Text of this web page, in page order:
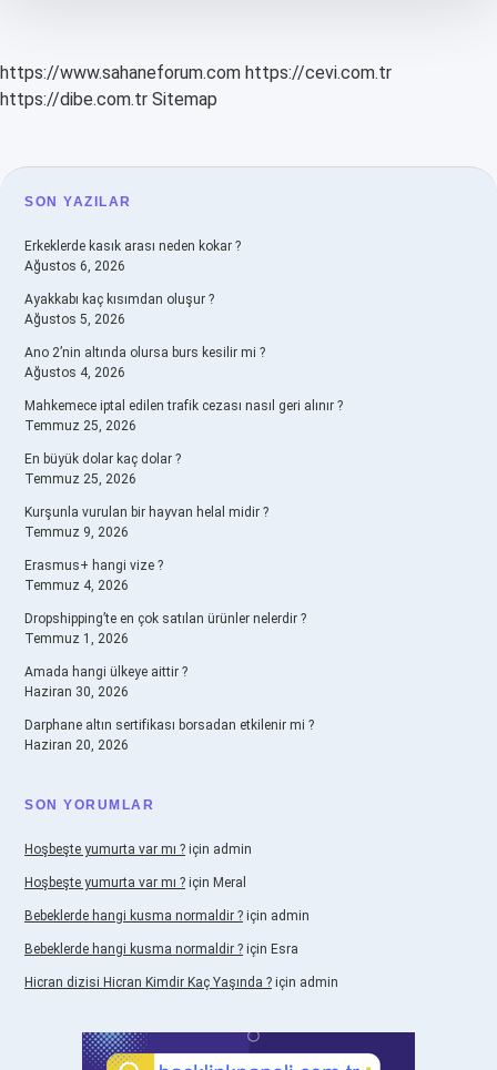
https://www.sahaneforum.com https://cevi.com.tr
https://dibe.com.tr Sitemap
SIDEBAR
SON YAZILAR
Erkeklerde kasık arası neden kokar ?
Ağustos 6, 2026
Ayakkabı kaç kısımdan oluşur ?
Ağustos 5, 2026
Ano 2’nin altında olursa burs kesilir mi ?
Ağustos 4, 2026
Mahkemece iptal edilen trafik cezası nasıl geri alınır ?
Temmuz 25, 2026
En büyük dolar kaç dolar ?
Temmuz 25, 2026
Kurşunla vurulan bir hayvan helal midir ?
Temmuz 9, 2026
Erasmus+ hangi vize ?
Temmuz 4, 2026
Dropshipping’te en çok satılan ürünler nelerdir ?
Temmuz 1, 2026
Amada hangi ülkeye aittir ?
Haziran 30, 2026
Darphane altın sertifikası borsadan etkilenir mi ?
Haziran 20, 2026
SON YORUMLAR
Hoşbeşte yumurta var mı ? için admin
Hoşbeşte yumurta var mı ? için Meral
Bebeklerde hangi kusma normaldir ? için admin
Bebeklerde hangi kusma normaldir ? için Esra
Hicran dizisi Hicran Kimdir Kaç Yaşında ? için admin